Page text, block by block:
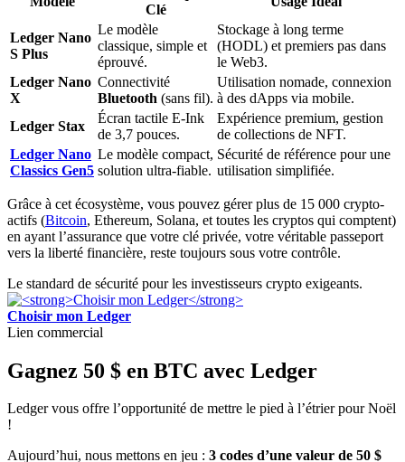
Clé
Ledger Nano
S Plus
Le modèle
classique, simple et
éprouvé.
Stockage à long terme
(HODL) et premiers pas dans
le Web3.
Ledger Nano
X
Connectivité
Bluetooth (sans fil).
Utilisation nomade, connexion
à des dApps via mobile.
Ledger Stax
Écran tactile E-Ink
de 3,7 pouces.
Expérience premium, gestion
de collections de NFT.
Ledger Nano
Classics Gen5
Le modèle compact,
solution ultra-fiable.
Sécurité de référence pour une
utilisation simplifiée.
Grâce à cet écosystème, vous pouvez gérer plus de 15 000 crypto-
actifs (Bitcoin, Ethereum, Solana, et toutes les cryptos qui comptent)
en ayant l’assurance que votre clé privée, votre véritable passeport
vers la liberté financière, reste toujours sous votre contrôle.
Le standard de sécurité pour les investisseurs crypto exigeants.
Choisir mon Ledger
Lien commercial
Gagnez 50 $ en BTC avec Ledger
Ledger vous offre l’opportunité de mettre le pied à l’étrier pour Noël
!
Aujourd’hui, nous mettons en jeu : 3 codes d’une valeur de 50 $